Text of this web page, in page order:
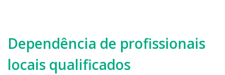
Dependência de profissionais
locais qualificados